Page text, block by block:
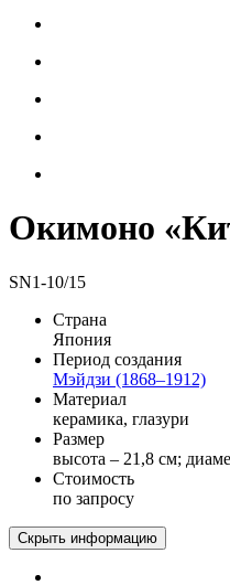
Окимоно
SN1-10/15
Страна
Япония
Период создания
Мэйдзи (1868–1912)
Материал
керамика, глазури
Размер
высота – 21,8 см;
Стоимость
по запросу
Скрыть информацию